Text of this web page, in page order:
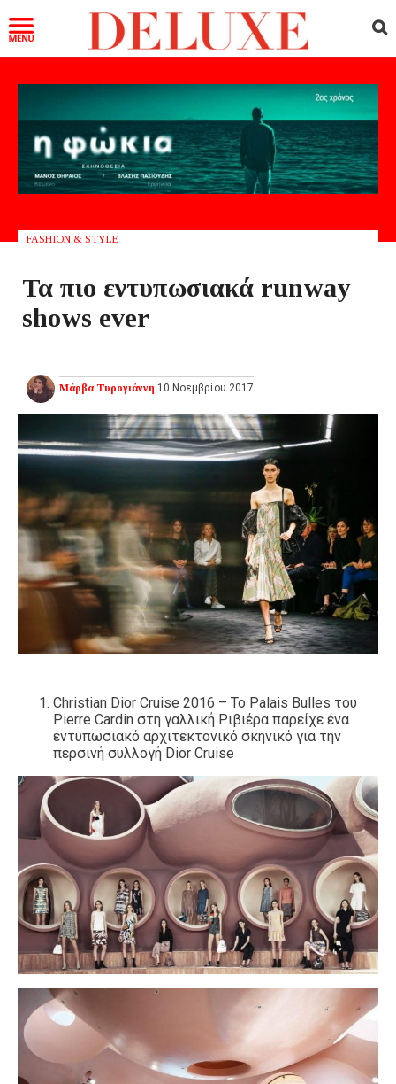
FASHION & STYLE
Τα πιο εντυπωσιακά runway
shows ever
Μάρβα Τυρογιάννη 10 Νοεμβρίου 2017
Christian Dior Cruise 2016 – Το Palais Bulles του
Pierre Cardin στη γαλλική Ριβιέρα παρείχε ένα
εντυπωσιακό αρχιτεκτονικό σκηνικό για την
περσινή συλλογή Dior Cruise